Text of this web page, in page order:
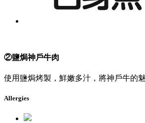
②鹽焗神戶牛肉
使用鹽焗烤製，鮮嫩多汁，將神戶牛的
Allergies